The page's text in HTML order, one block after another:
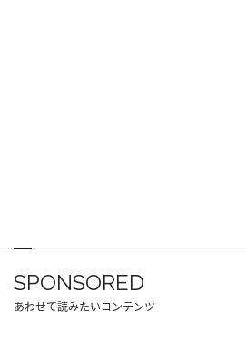
SPONSORED
あわせて読みたいコンテンツ